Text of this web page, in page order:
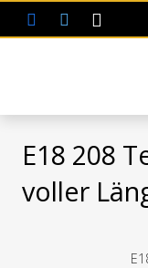
E18 208
voller